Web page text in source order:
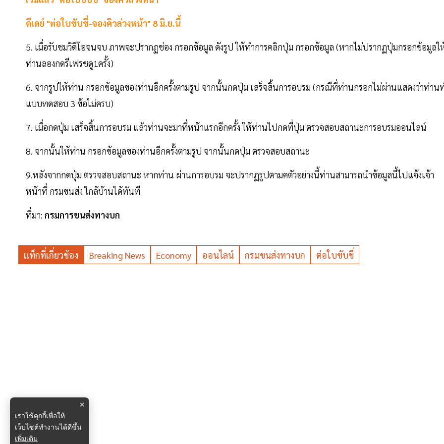
ดีเดย์ "ต่อใบขับขี่-จองคิวล่วงหน้า" 8 มิ.ย.นี้
5. เมื่อรับชมวิดีโอจนจบ ภาพจะปรากฏช่อง กรอกข้อมูล ดังรูป ให้ทำการคลิกปุ่ม กรอกข้อมูล (หากไม่ปรากฏปุ่มกรอกข้อมูลใ
ท่านลองกดรีเฟรชดู1ครั้ง)
6. จากรูปให้ท่าน กรอกข้อมูลของท่านอีกครั้งตามรูป จากนั้นกดปุ่ม เสร็จสิ้นการอบรม (กรณีที่ท่านกรอกไม่ผ่านแสดงว่าท่าน
แบบทดสอบ 3 ข้อไม่ครบ)
7. เมื่อกดปุ่ม เสร็จสิ้นการอบรม แล้วท่านจะมาที่หน้าแรกอีกครั้ง ให้ท่านไปกดที่ปุ่ม ตรวจสอบสถานะการอบรมออนไลน์
8. จากนั้นให้ท่าน กรอกข้อมูลของท่านอีกครั้งตามรูป จากนั้นกดปุ่ม ตรวจสอบสถานะ
9.หลังจากกดปุ่ม ตรวจสอบสถานะ หากท่าน ผ่านการอบรม จะปรากฏรูปตามคตัวอย่างนี้ท่านสามารถนำข้อมูลนี้ไปแจ้งเจ้า
หน้าที่ กรมขนส่ง ใกล้บ้านได้ทันที
ที่มา: กรมการขนส่งทางบก
แท็กที่เกี่ยวข้อง Breaking News Economy ออนไลน์ กรมขนส่งทางบก ต่อใบขับขี่
×
เราใช้คุกกี้เพื่อให้
เว็บไซต์ทำงานได้ดีขึ้น
เพิ่มเติม